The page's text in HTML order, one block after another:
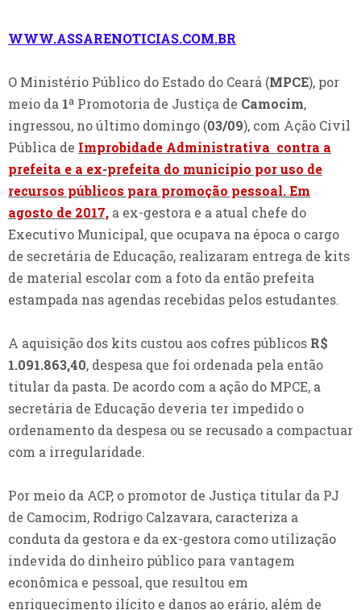
WWW.ASSARENOTICIAS.COM.BR
O Ministério Público do Estado do Ceará (MPCE), por
meio da 1ª Promotoria de Justiça de Camocim,
ingressou, no último domingo (03/09), com Ação Civil
Pública de Improbidade Administrativa contra a
prefeita e a ex-prefeita do município por uso de
recursos públicos para promoção pessoal. Em
agosto de 2017, a ex-gestora e a atual chefe do
Executivo Municipal, que ocupava na época o cargo
de secretária de Educação, realizaram entrega de kits
de material escolar com a foto da então prefeita
estampada nas agendas recebidas pelos estudantes.
A aquisição dos kits custou aos cofres públicos R$
1.091.863,40, despesa que foi ordenada pela então
titular da pasta. De acordo com a ação do MPCE, a
secretária de Educação deveria ter impedido o
ordenamento da despesa ou se recusado a compactuar
com a irregularidade.
Por meio da ACP, o promotor de Justiça titular da PJ
de Camocim, Rodrigo Calzavara, caracteriza a
conduta da gestora e da ex-gestora como utilização
indevida do dinheiro público para vantagem
econômica e pessoal, que resultou em
enriquecimento ilícito e danos ao erário, além de